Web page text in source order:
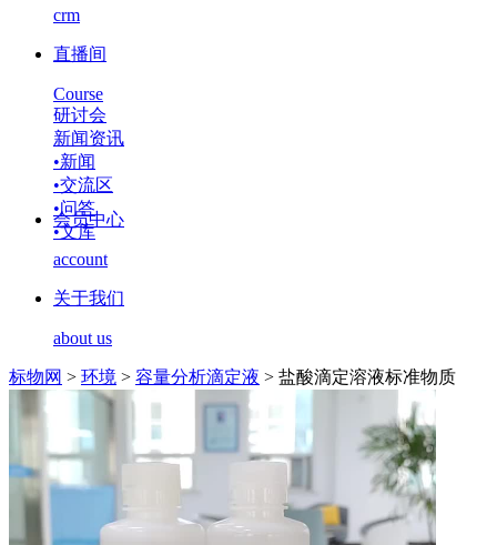
crm
直播间
Course
研讨会
新闻资讯
•新闻
•交流区
•问答
•文库
会员中心
account
关于我们
about us
标物网 > 环境 > 容量分析滴定液 > 盐酸滴定溶液标准物质